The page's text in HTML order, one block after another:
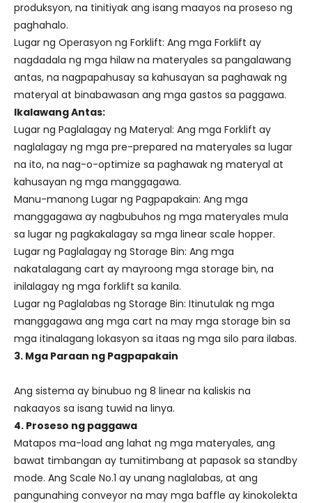
produksyon, na tinitiyak ang isang maayos na proseso ng
paghahalo.
Lugar ng Operasyon ng Forklift: Ang mga Forklift ay
nagdadala ng mga hilaw na materyales sa pangalawang
antas, na nagpapahusay sa kahusayan sa paghawak ng
materyal at binabawasan ang mga gastos sa paggawa.
Ikalawang Antas:
Lugar ng Paglalagay ng Materyal: Ang mga Forklift ay
naglalagay ng mga pre-prepared na materyales sa lugar
na ito, na nag-o-optimize sa paghawak ng materyal at
kahusayan ng mga manggagawa.
Manu-manong Lugar ng Pagpapakain: Ang mga
manggagawa ay nagbubuhos ng mga materyales mula
sa lugar ng pagkakalagay sa mga linear scale hopper.
Lugar ng Paglalagay ng Storage Bin: Ang mga
nakatalagang cart ay mayroong mga storage bin, na
inilalagay ng mga forklift sa kanila.
Lugar ng Paglalabas ng Storage Bin: Itinutulak ng mga
manggagawa ang mga cart na may mga storage bin sa
mga itinalagang lokasyon sa itaas ng mga silo para ilabas.
3. Mga Paraan ng Pagpapakain
Ang sistema ay binubuo ng 8 linear na kaliskis na
nakaayos sa isang tuwid na linya.
4. Proseso ng paggawa
Matapos ma-load ang lahat ng mga materyales, ang
bawat timbangan ay tumitimbang at papasok sa standby
mode. Ang Scale No.1 ay unang naglalabas, at ang
pangunahing conveyor na may mga baffle ay kinokolekta